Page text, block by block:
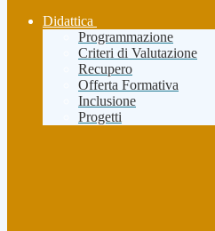
Didattica
Programmazione
Criteri di Valutazione
Recupero
Offerta Formativa
Inclusione
Progetti